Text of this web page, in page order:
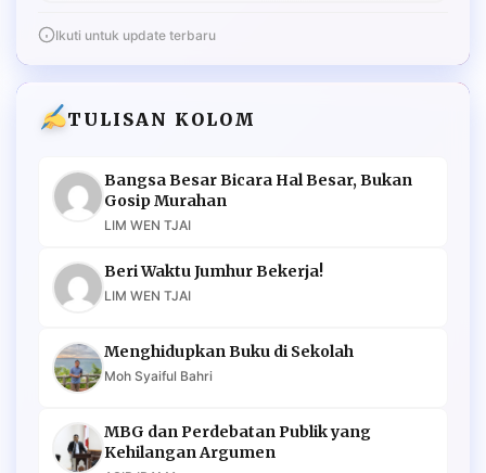
Ikuti untuk update terbaru
TULISAN KOLOM
Bangsa Besar Bicara Hal Besar, Bukan
Gosip Murahan
LIM WEN TJAI
Beri Waktu Jumhur Bekerja!
LIM WEN TJAI
Menghidupkan Buku di Sekolah
Moh Syaiful Bahri
MBG dan Perdebatan Publik yang
Kehilangan Argumen